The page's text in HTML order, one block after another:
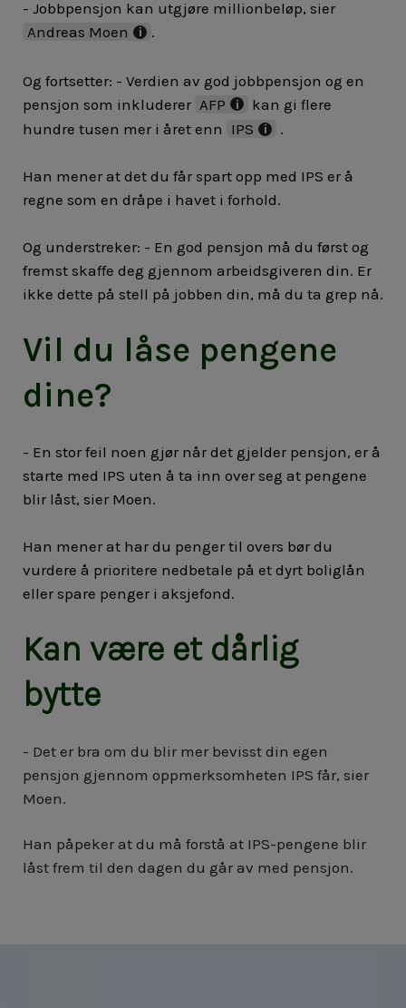
- Jobbpensjon kan utgjøre millionbeløp, sier
Andreas Moen
.
Og fortsetter: - Verdien av god jobbpensjon og en
pensjon som inkluderer AFP
kan gi flere
hundre tusen mer i året enn IPS .
Han mener at det du får spart opp med IPS er å
regne som en dråpe i havet i forhold.
Og understreker: - En god pensjon må du først og
fremst skaffe deg gjennom arbeidsgiveren din. Er
ikke dette på stell på jobben din, må du ta grep nå.
Vil du låse pengene
dine?
- En stor feil noen gjør når det gjelder pensjon, er å
starte med IPS uten å ta inn over seg at pengene
blir låst, sier Moen.
Han mener at har du penger til overs bør du
vurdere å prioritere nedbetale på et dyrt boliglån
eller spare penger i aksjefond.
Kan være et dårlig
bytte
- Det er bra om du blir mer bevisst din egen
pensjon gjennom oppmerksomheten IPS får, sier
Moen.
Han påpeker at du må forstå at IPS-pengene blir
låst frem til den dagen du går av med pensjon.